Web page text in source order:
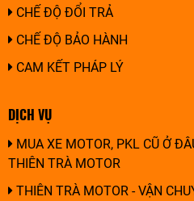
CHẾ ĐỘ ĐỔI TRẢ
CHẾ ĐỘ BẢO HÀNH
CAM KẾT PHÁP LÝ
DỊCH VỤ
MUA XE MOTOR, PKL CŨ Ở
THIÊN TRÀ MOTOR
THIÊN TRÀ MOTOR - VẬN